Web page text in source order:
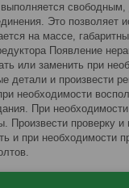
Это позволяет
на массе,
Появление
или заменить при
детали и произвести
необходимости
При
Произвести проверку
и при необходимости